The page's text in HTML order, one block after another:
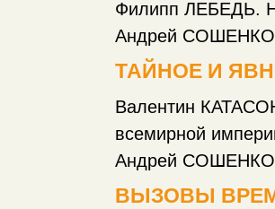
Филипп ЛЕБЕДЬ.
Андрей СОШЕНКО.
ТАЙНОЕ И
Валентин
всемирной
Андрей СОШЕНКО.
ВЫЗОВЫ